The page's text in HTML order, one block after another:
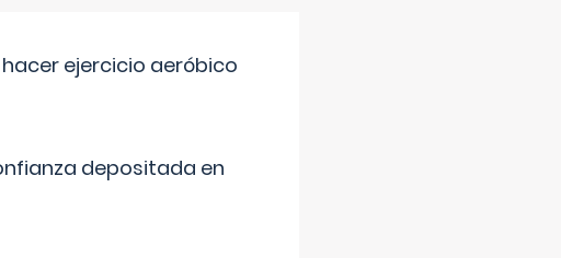
ejercicio aeróbico
depositada en